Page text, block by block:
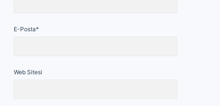
E-Posta*
Web Sitesi